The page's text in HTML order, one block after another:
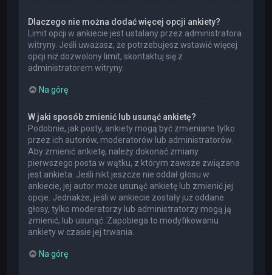
Dlaczego nie można dodać więcej opcji ankiety?
Limit opcji w ankiecie jest ustalany przez administratora
witryny. Jeśli uważasz, że potrzebujesz wstawić więcej
opcji niż dozwolony limit, skontaktuj się z
administratorem witryny.
Na górę
W jaki sposób zmienić lub usunąć ankietę?
Podobnie, jak posty, ankiety mogą być zmieniane tylko
przez ich autorów, moderatorów lub administratorów.
Aby zmienić ankietę, należy dokonać zmiany
pierwszego posta w wątku, z którym zawsze związana
jest ankieta. Jeśli nikt jeszcze nie oddał głosu w
ankiecie, jej autor może usunąć ankietę lub zmienić jej
opcje. Jednakże, jeśli w ankiecie zostały już oddane
głosy, tylko moderatorzy lub administratorzy mogą ją
zmienić, lub usunąć. Zapobiega to modyfikowaniu
ankiety w czasie jej trwania.
Na górę